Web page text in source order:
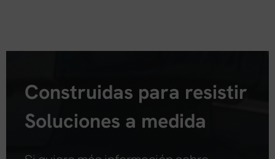
Construidas para resistir
Soluciones a medida